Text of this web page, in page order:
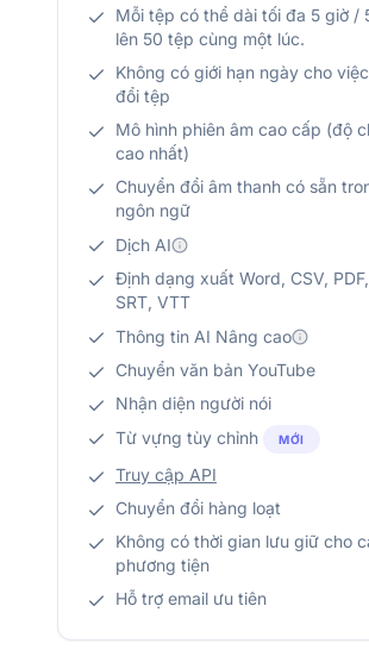
Mỗi tệp có thể dài tối đa 5 giờ /
lên 50 tệp cùng một lúc.
Không có giới hạn ngày cho
đổi tệp
Mô hình phiên âm cao cấp (độ
cao nhất)
Chuyển đổi âm thanh có sẵn
ngôn ngữ
Dịch AI
Định dạng xuất Word, CSV,
SRT, VTT
Thông tin AI Nâng cao
Chuyển văn bản YouTube
Nhận diện người nói
Từ vựng tùy chỉnh
MỚI
Truy cập API
Chuyển đổi hàng loạt
Không có thời gian lưu giữ cho
phương tiện
Hỗ trợ email ưu tiên